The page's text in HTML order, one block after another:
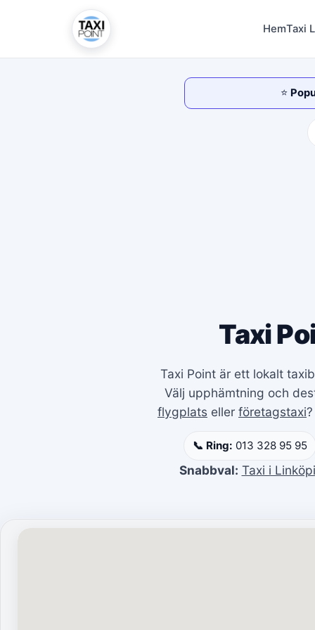
HemTaxi
⭐
Taxi
Taxi Point är ett lokalt
Välj upphämtning och
flygplats eller företagstaxi
📞 Ring: 013 328 95 95
Snabbval: Taxi i